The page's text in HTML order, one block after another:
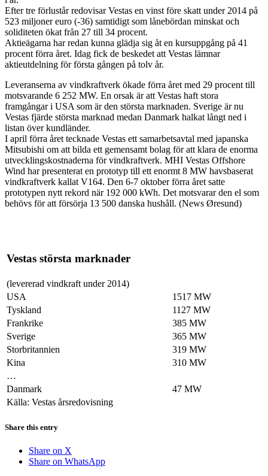
Efter tre förlustår redovisar Vestas en vinst före skatt under 2014 på
523 miljoner euro (-36) samtidigt som lånebördan minskat och
soliditeten ökat från 27 till 34 procent.
Aktieägarna har redan kunna glädja sig åt en kursuppgång på 41
procent förra året. Idag fick de beskedet att Vestas lämnar
aktieutdelning för första gången på tolv år.
Leveranserna av vindkraftverk ökade förra året med 29 procent till
motsvarande 6 252 MW. En orsak är att Vestas haft stora
framgångar i USA som är den största marknaden. Sverige är nu
Vestas fjärde största marknad medan Danmark halkat långt ned i
listan över kundländer.
I april förra året tecknade Vestas ett samarbetsavtal med japanska
Mitsubishi om att bilda ett gemensamt bolag för att klara de enorma
utvecklingskostnaderna för vindkraftverk. MHI Vestas Offshore
Wind har presenterat en prototyp till ett enormt 8 MW havsbaserat
vindkraftverk kallat V164. Den 6-7 oktober förra året satte
prototypen nytt rekord när 192 000 kWh. Det motsvarar den el som
behövs för att försörja 13 500 danska hushåll. (News Øresund)
Vestas största marknader
(levererad vindkraft under 2014)
USA
1517 MW
Tyskland
1127 MW
Frankrike
385 MW
Sverige
365 MW
Storbritannien
319 MW
Kina
310 MW
…
Danmark
47 MW
Källa: Vestas årsredovisning
Share this entry
Share on X
Share on WhatsApp